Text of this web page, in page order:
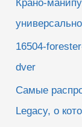
Крано-
16504-
dver
Самые
Legacy, о